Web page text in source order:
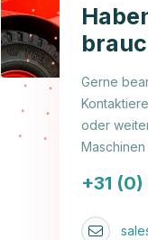
Gerne
oder
+31